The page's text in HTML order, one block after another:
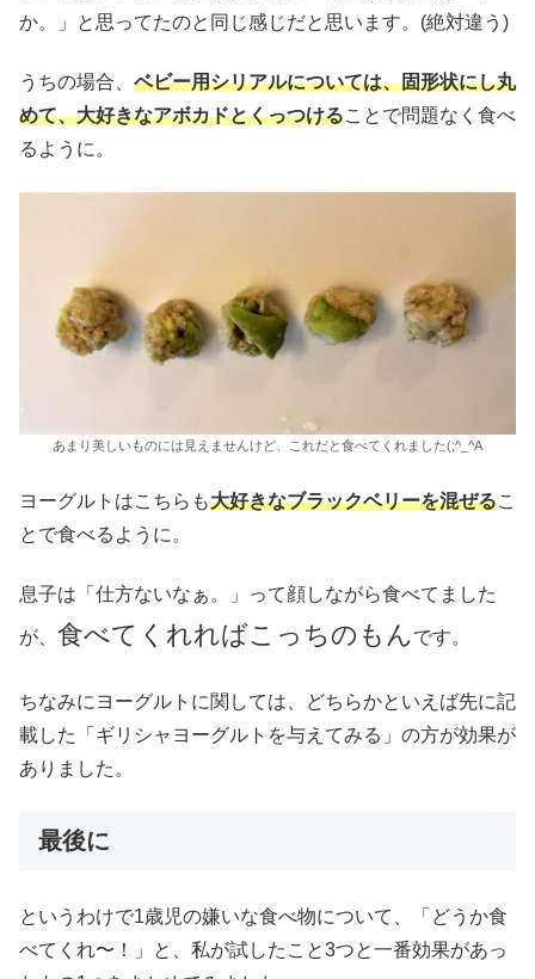
か。」と思ってたのと同じ感じだと思います。(絶対違う)
うちの場合、 ベビー用シリアルについては、固形状にし丸
めて、大好きなアボカドとくっつけることで問題なく食べ
るように。
あまり美しいものには見えませんけど、これだと食べてくれました(;^_^A
ヨーグルトはこちらも大好きなブラックベリーを混ぜるこ
とで食べるように。
息子は「仕方ないなぁ。」って顔しながら食べてました
が、 食べてくれればこっちのもんです。
ちなみにヨーグルトに関しては、どちらかといえば先に記
載した「ギリシャヨーグルトを与えてみる」の方が効果が
ありました。
最後に
というわけで1歳児の嫌いな食べ物について、「どうか食
べてくれ〜！」と、私が試したこと3つと一番効果があっ